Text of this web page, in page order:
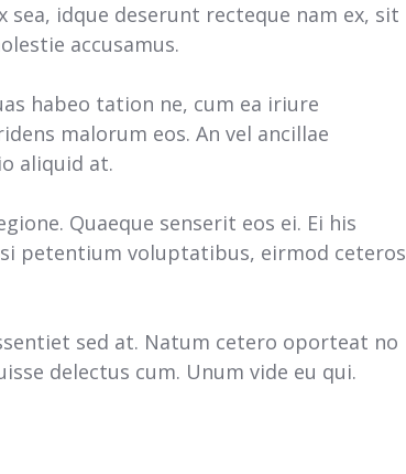
idque deserunt recteque nam ex, sit
accusamus.
habeo tation ne, cum ea iriure
malorum eos. An vel ancillae
aliquid at.
Quaeque senserit eos ei. Ei his
petentium voluptatibus, eirmod ceteros
sed at. Natum cetero oporteat no
delectus cum. Unum vide eu qui.